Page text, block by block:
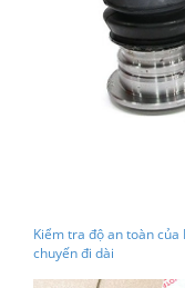
Kiểm tra độ an toàn
chuyến đi dài